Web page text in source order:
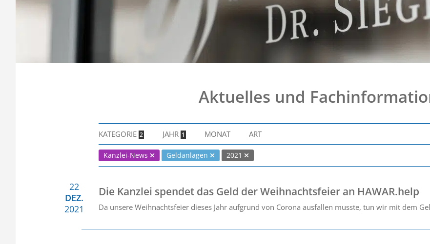
Aktuelles und
KATEGORIE 2 JAHR 1 MONAT ART
Kanzlei-News Geldanlagen 2021
22
DEZ.
2021
Die Kanzlei spendet das Geld der Weihnachtsfeier an HAWAR.help
Da unsere Weihnachtsfeier dieses Jahr aufgrund von Corona ausfallen musste, tun wir mit dem